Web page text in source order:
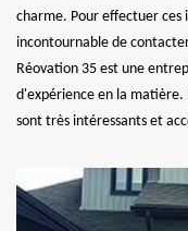
charme. Pour effectuer
incontournable de contacter
Réovation 35 est une
d'expérience en la matière.
sont très intéressants et